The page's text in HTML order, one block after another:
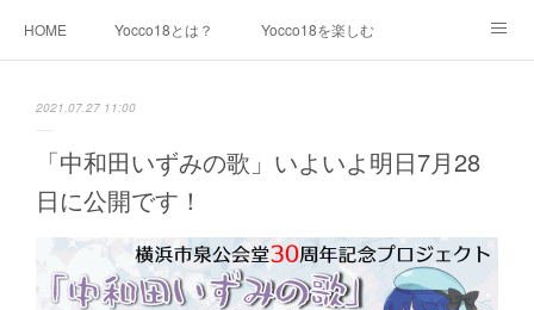
HOME Yocco18とは？ Yocco18を楽しむ
青木めんか 戸部みらい
永谷みお 星川とばり 鶴ヶ峰あさひ
2021.07.27 11:00
「中和田いずみの歌」いよいよ明日7月28
日に公開です！